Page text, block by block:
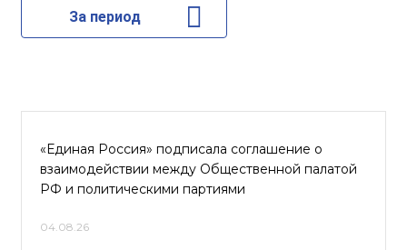
За период
«Единая Россия» подписала соглашение о
взаимодействии между Общественной палатой
РФ и политическими партиями
04.08.26